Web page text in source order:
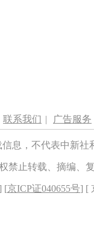
联系我们 | 广告服务
息，不代表中新
禁止转载、摘编、
[京ICP证040655号] [